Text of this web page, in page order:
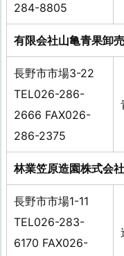
284-8805
有限会社山亀青果卸
長野市市場3-22
TEL026-286-
2666 FAX026-
286-2375
林業笠原造園株式会社
長野市市場1-11
TEL026-283-
6170 FAX026-